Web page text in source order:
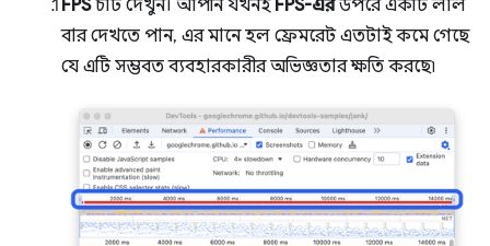
FPSচার্ট দেখুন। আপনি যখনই FPS-এরউপরে একটি লাল
বার দেখতে পান, এর মানে হল ফ্রেমরেট এতটাই কমে গেছে
যে এটি সম্ভবত ব্যবহারকারীর অভিজ্ঞতার ক্ষতি করছে৷